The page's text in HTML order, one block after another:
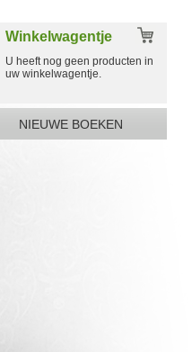
Winkelwagentje
U heeft nog geen producten in
uw winkelwagentje.
NIEUWE BOEKEN